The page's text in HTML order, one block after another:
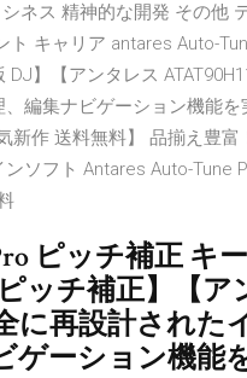
ネス 精神的な開発 その他
ト キャリア antares Auto-
DJ】【アンタレス
編集ナビゲーション機能
新作 送料無料】 品揃え豊
ソフト Antares Auto-Tune
ピッチ補正 キ
ッチ補正】【ア
に再設計され
ゲーション機能